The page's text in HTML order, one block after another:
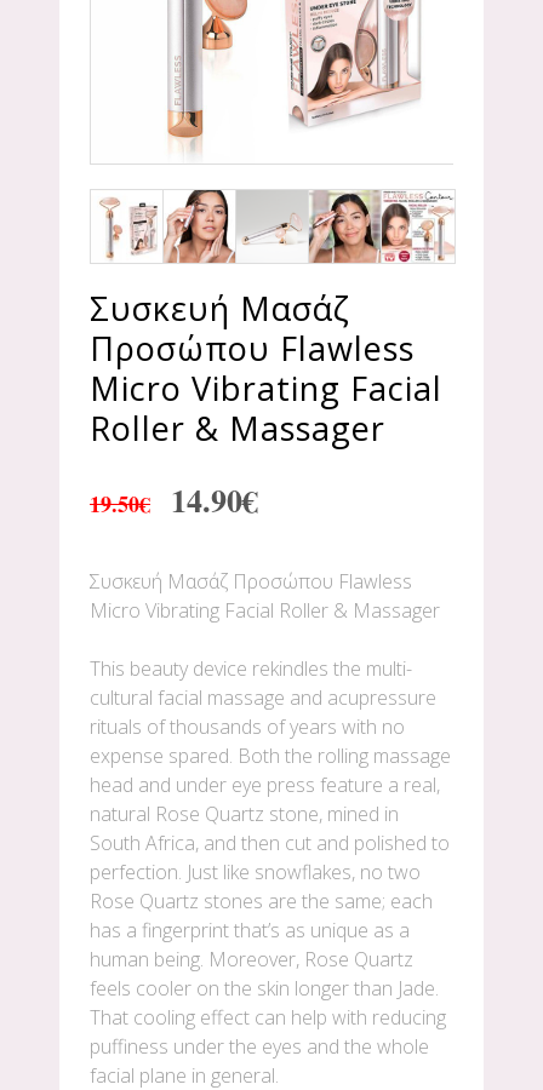
Συσκευή Μασάζ
Προσώπου Flawless
Micro Vibrating Facial
Roller & Massager
19.50€ 14.90€
Συσκευή Μασάζ Προσώπου Flawless
Micro Vibrating Facial Roller & Massager
This beauty device rekindles the multi-
cultural facial massage and acupressure
rituals of thousands of years with no
expense spared. Both the rolling massage
head and under eye press feature a real,
natural Rose Quartz stone, mined in
South Africa, and then cut and polished to
perfection. Just like snowflakes, no two
Rose Quartz stones are the same; each
has a fingerprint that’s as unique as a
human being. Moreover, Rose Quartz
feels cooler on the skin longer than Jade.
That cooling effect can help with reducing
puffiness under the eyes and the whole
facial plane in general.